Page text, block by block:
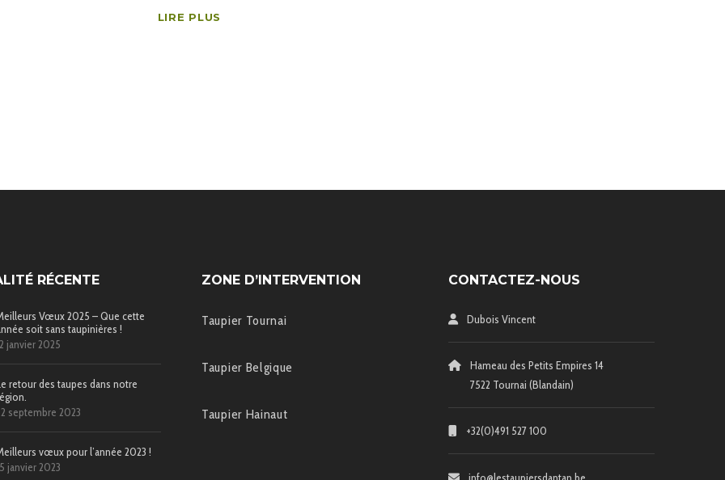
LIRE PLUS
RÉCENTE
Vœux 2025 – Que cette
soit sans taupinières !
janvier 2025
retour des taupes dans notre
septembre 2023
vœux pour l’année 2023 !
janvier 2023
ZONE D’INTERVENTION
Taupier Tournai
Taupier Belgique
Taupier Hainaut
CONTACTEZ-NOUS
Dubois Vincent
Hameau des Petits Empires 14
7522 Tournai (Blandain)
+32(0)491 527 100